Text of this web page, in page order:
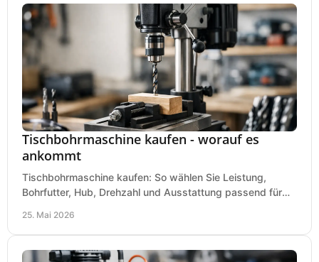
Tischbohrmaschine kaufen - worauf es
ankommt
Tischbohrmaschine kaufen: So wählen Sie Leistung,
Bohrfutter, Hub, Drehzahl und Ausstattung passend für
25. Mai 2026